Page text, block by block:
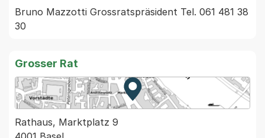
Bruno Mazzotti Grossratspräsident Tel. 061 481 38
30
Grosser Rat
Zur Karte von MapBS.
Externer Link, wird in einem
Rathaus, Marktplatz 9